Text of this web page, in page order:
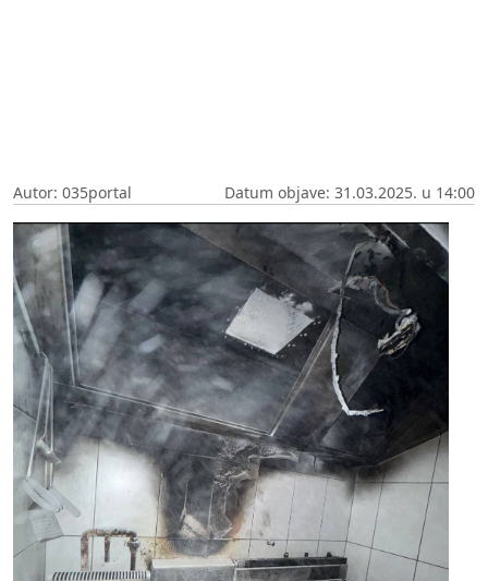
Autor: 035portal Datum objave: 31.03.2025. u 14:00